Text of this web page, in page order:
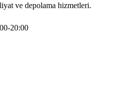
ve depolama hizmetleri.
20:00